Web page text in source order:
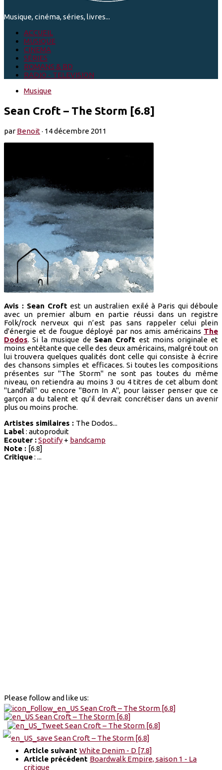
Musique, cinéma, séries, livres...
ACCUEIL
MUSIQUE
CINEMA
SÉRIES
ROMANS & BD
RADIO - TELEVISION
Musique
Sean Croft – The Storm [6.8]
parBenoit· 14 décembre 2011
Avis : Sean Croft est un australien exilé à Paris qui déboule
avec un premier album en partie réussi dans un registre
Folk/rock nerveux qui n’est pas sans rappeler celui plein
d'énergie et de fougue déployé par nos amis américains The
Dodos. Si la musique de Sean Croft est moins originale et
moins entêtante que celle des deux américains, malgré tout on
lui trouvera quelques qualités dont celle qui consiste à écrire
des chansons simples et efficaces. Si toutes les compositions
présentes sur "The Storm" ne sont pas toutes du même
niveau, on retiendra au moins 3 ou 4 titres de cet album dont
"Landfall" ou encore "Born In A", pour laisser penser que ce
garçon a du talent et qu’il devrait concrétiser dans un avenir
plus ou moins proche.
Artistes similaires : The Dodos...
Label: autoproduit
Ecouter :Spotify + bandcamp
Note : [6.8]
Critique: ...
Please follow and like us:
Article suivant White Denim - D [7.8]
Article précédent Boardwalk Empire, saison 1 - La
critique